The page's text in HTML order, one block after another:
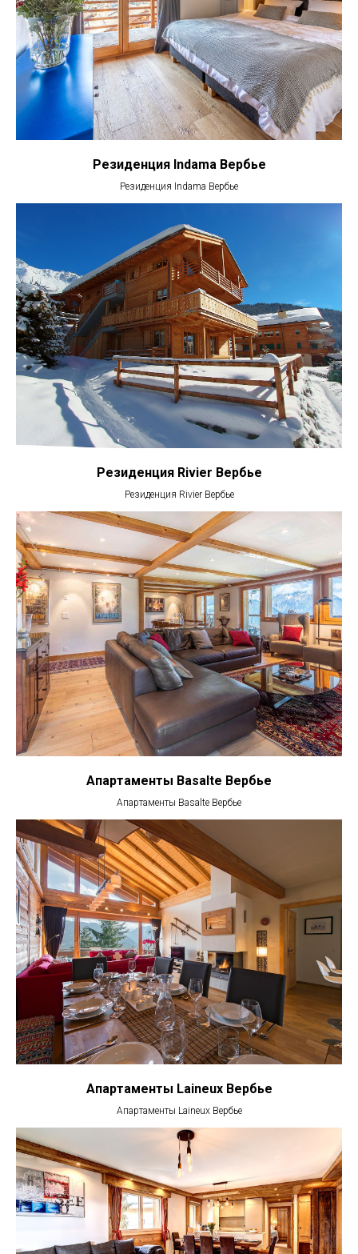
Резиденция Indama Вербье
Резиденция Indama Вербье
Резиденция Rivier Вербье
Резиденция Rivier Вербье
Апартаменты Basalte Вербье​
Апартаменты Basalte Вербье
Апартаменты Laineux Вербье
Апартаменты Laineux Вербье